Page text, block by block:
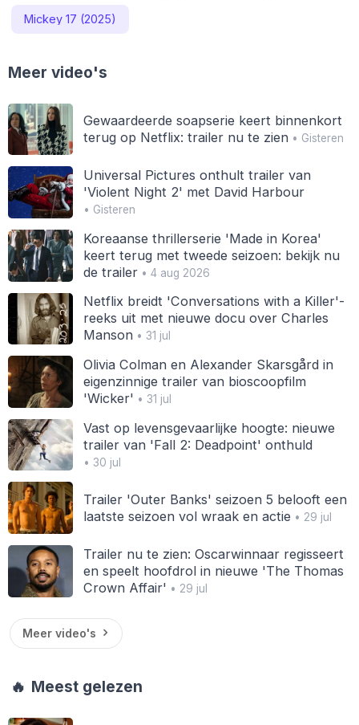
Mickey 17 (2025)
Meer video's
Gewaardeerde soapserie keert binnenkort
terug op Netflix: trailer nu te zien• Gisteren
Universal Pictures onthult trailer van
'Violent Night 2' met David Harbour
• Gisteren
Koreaanse thrillerserie 'Made in Korea'
keert terug met tweede seizoen: bekijk nu
de trailer• 4 aug 2026
Netflix breidt 'Conversations with a Killer'-
reeks uit met nieuwe docu over Charles
Manson• 31 jul
Olivia Colman en Alexander Skarsgård in
eigenzinnige trailer van bioscoopfilm
'Wicker' • 31 jul
Vast op levensgevaarlijke hoogte: nieuwe
trailer van 'Fall 2: Deadpoint' onthuld
• 30 jul
Trailer 'Outer Banks' seizoen 5 belooft een
laatste seizoen vol wraak en actie • 29 jul
Trailer nu te zien: Oscarwinnaar regisseert
en speelt hoofdrol in nieuwe 'The Thomas
Crown Affair' • 29 jul
Meer video's
🔥 Meest gelezen